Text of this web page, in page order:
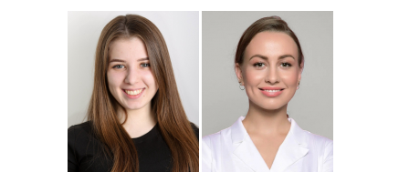
Подробнее
Джумаева
Стоматолог-ортопед
Подробнее
о Наталья
Стоматолог-терапевт